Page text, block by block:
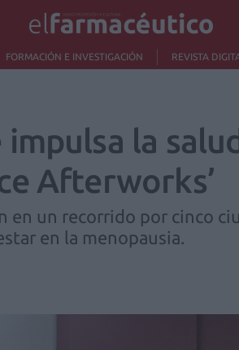
FORMACIÓN E INVESTIGACIÓN REVISTA
la
Afterworks’
en un recorrido por cinco
en la menopausia.